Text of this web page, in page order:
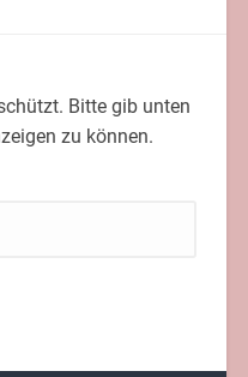
Bitte gib unten
zu können.